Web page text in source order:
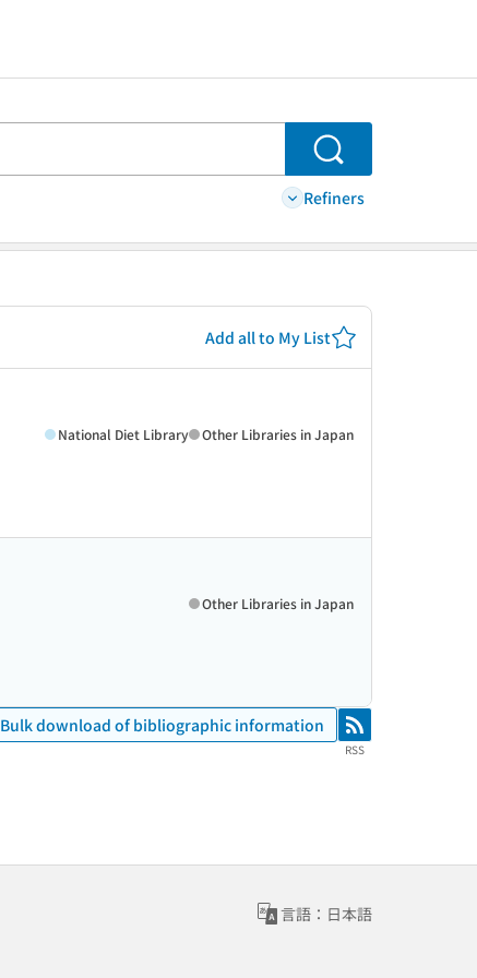
Search
Refiners
Add all to My List
National Diet Library Other Libraries in Japan
Other Libraries in Japan
Bulk download of bibliographic information RSS
RSS
言語：日本語